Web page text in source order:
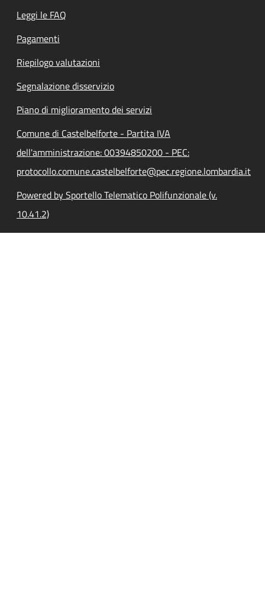
Leggi le FAQ
Pagamenti
Riepilogo valutazioni
Segnalazione disservizio
Piano di miglioramento dei servizi
Comune di Castelbelforte - Partita IVA
dell'amministrazione: 00394850200 - PEC:
protocollo.comune.castelbelforte@pec.regione.lombardia.it
Powered by Sportello Telematico Polifunzionale (v.
10.41.2)